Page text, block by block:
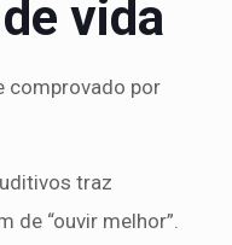
vida
comprovado por
traz
de “ouvir melhor”.